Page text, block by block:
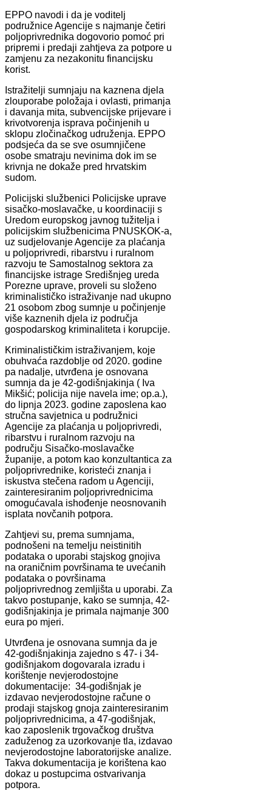
EPPO navodi i da je voditelj
podružnice Agencije s najmanje četiri
poljoprivrednika dogovorio pomoć pri
pripremi i predaji zahtjeva za potpore u
zamjenu za nezakonitu financijsku
korist.
Istražitelji sumnjaju na kaznena djela
zlouporabe položaja i ovlasti, primanja
i davanja mita, subvencijske prijevare i
krivotvorenja isprava počinjenih u
sklopu zločinačkog udruženja. EPPO
podsjeća da se sve osumnjičene
osobe smatraju nevinima dok im se
krivnja ne dokaže pred hrvatskim
sudom.
Policijski službenici Policijske uprave
sisačko-moslavačke, u koordinaciji s
Uredom europskog javnog tužitelja i
policijskim službenicima PNUSKOK-a,
uz sudjelovanje Agencije za plaćanja
u poljoprivredi, ribarstvu i ruralnom
razvoju te Samostalnog sektora za
financijske istrage Središnjeg ureda
Porezne uprave, proveli su složeno
kriminalističko istraživanje nad ukupno
21 osobom zbog sumnje u počinjenje
više kaznenih djela iz područja
gospodarskog kriminaliteta i korupcije.
Kriminalističkim istraživanjem, koje
obuhvaća razdoblje od 2020. godine
pa nadalje, utvrđena je osnovana
sumnja da je 42-godišnjakinja ( Iva
Mikšić; policija nije navela ime; op.a.),
do lipnja 2023. godine zaposlena kao
stručna savjetnica u podružnici
Agencije za plaćanja u poljoprivredi,
ribarstvu i ruralnom razvoju na
području Sisačko-moslavačke
županije, a potom kao konzultantica za
poljoprivrednike, koristeći znanja i
iskustva stečena radom u Agenciji,
zainteresiranim poljoprivrednicima
omogućavala ishođenje neosnovanih
isplata novčanih potpora.
Zahtjevi su, prema sumnjama,
podnošeni na temelju neistinitih
podataka o uporabi stajskog gnojiva
na oraničnim površinama te uvećanih
podataka o površinama
poljoprivrednog zemljišta u uporabi. Za
takvo postupanje, kako se sumnja, 42-
godišnjakinja je primala najmanje 300
eura po mjeri.
Utvrđena je osnovana sumnja da je
42-godišnjakinja zajedno s 47- i 34-
godišnjakom dogovarala izradu i
korištenje nevjerodostojne
dokumentacije: 34-godišnjak je
izdavao nevjerodostojne račune o
prodaji stajskog gnoja zainteresiranim
poljoprivrednicima, a 47-godišnjak,
kao zaposlenik trgovačkog društva
zaduženog za uzorkovanje tla, izdavao
nevjerodostojne laboratorijske analize.
Takva dokumentacija je korištena kao
dokaz u postupcima ostvarivanja
potpora.